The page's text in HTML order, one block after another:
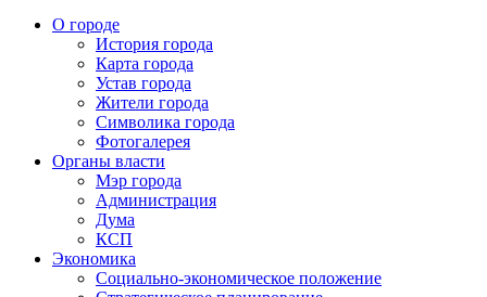
О городе
История города
Карта города
Устав города
Жители города
Символика города
Фотогалерея
Органы власти
Мэр города
Администрация
Дума
КСП
Экономика
Социально-экономическое положение